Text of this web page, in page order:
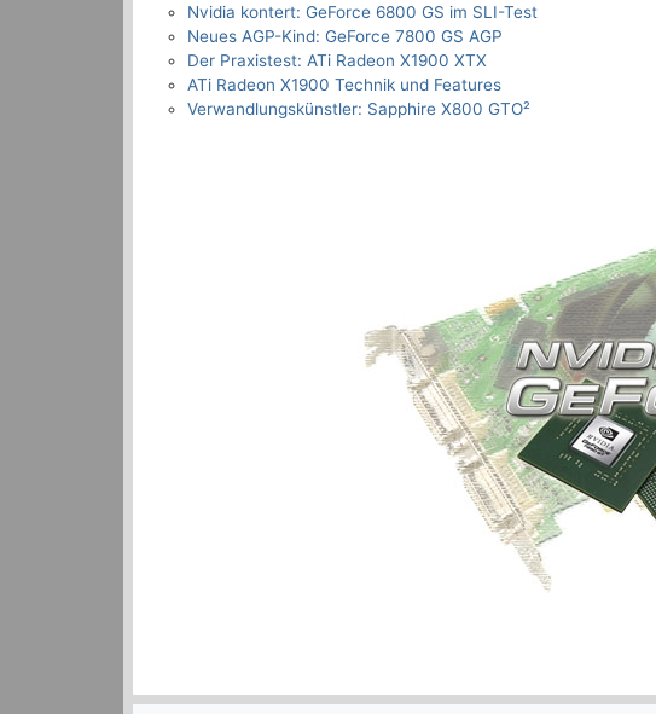
Nvidia kontert: GeForce 6800 GS im SLI-Test
Neues AGP-Kind: GeForce 7800 GS AGP
Der Praxistest: ATi Radeon X1900 XTX
ATi Radeon X1900 Technik und Features
Verwandlungskünstler: Sapphire X800 GTO²